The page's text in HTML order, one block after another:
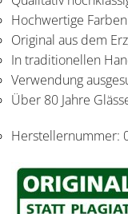
Hochwertige
Original aus dem
In traditionellen
Verwendung
Über 80 Jahre
Herstellernummer: